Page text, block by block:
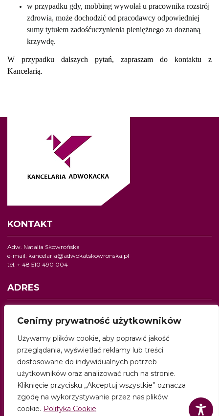
Cenimy prywatność użytkowników
Używamy plików cookie, aby poprawić jakość
przeglądania, wyświetlać reklamy lub treści
dostosowane do indywidualnych potrzeb
użytkowników oraz analizować ruch na stronie.
Kliknięcie przycisku „Akceptuj wszystkie” oznacza
zgodę na wykorzystywanie przez nas plików
cookie. Polityka Cookie
w przypadku gdy, mobbing wywołał u pracownika rozstrój
zdrowia, może dochodzić od pracodawcy odpowiedniej
sumy tytułem zadośćuczynienia pieniężnego za doznaną
krzywdę.
W przypadku dalszych pytań, zapraszam do kontaktu z
Kancelarią.
KONTAKT
Adw. Natalia Skowrońska
e-mail: kancelaria@adwokatskowronska.pl
tel. + 48 510 490 004
ADRES
ul. Jagiellońska 24/2,
40- 032 Katowice
MEDIA
KANCELARIA ADWOKACKA
2019 Wszelkie Prawa
Zastrzeżone Projekt & Realizacja Strony www Katowice